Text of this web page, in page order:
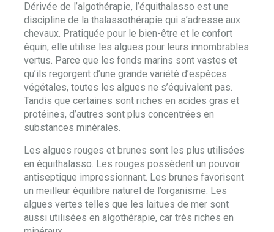
Dérivée de l’algothérapie, l’équithalasso est une
discipline de la thalassothérapie qui s’adresse aux
chevaux. Pratiquée pour le bien-être et le confort
équin, elle utilise les algues pour leurs innombrables
vertus. Parce que les fonds marins sont vastes et
qu’ils regorgent d’une grande variété d’espèces
végétales, toutes les algues ne s’équivalent pas.
Tandis que certaines sont riches en acides gras et
protéines, d’autres sont plus concentrées en
substances minérales.
Les algues rouges et brunes sont les plus utilisées
en équithalasso. Les rouges possèdent un pouvoir
antiseptique impressionnant. Les brunes favorisent
un meilleur équilibre naturel de l’organisme. Les
algues vertes telles que les laitues de mer sont
aussi utilisées en algothérapie, car très riches en